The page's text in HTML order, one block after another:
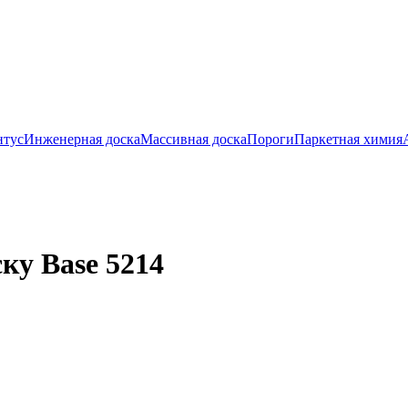
Инженерная доскаМассивная доскаПорогиПаркетная химия
Base 5214